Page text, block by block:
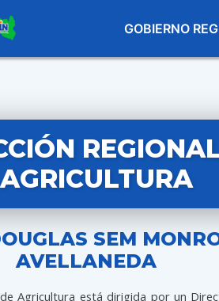
GOBIERNO
AGRICULTURA
SEM
AVELLANEDA
Agricultura está dirigida por un